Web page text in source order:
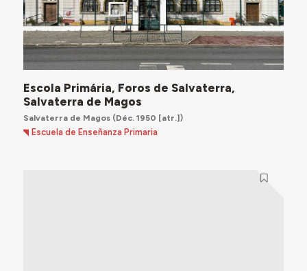
Escola Primária, Foros de Salvaterra,
Salvaterra de Magos
Salvaterra de Magos(Déc. 1950 [atr.])
Escuela de Enseñanza Primaria